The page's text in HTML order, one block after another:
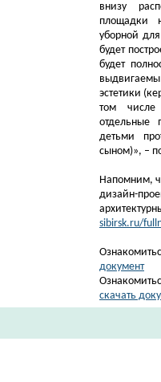
внизу
площадки
уборной
будет
будет
эстетики
том числе
отдельные
детьми
сыном)», –
Напомним,
дизайн-
sibirsk.ru/
документ
скачать